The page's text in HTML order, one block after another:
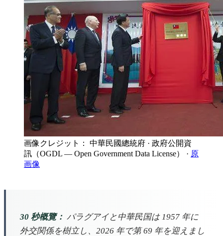
画像クレジット： 中華民國總統府 · 政府公開資
訊（OGDL — Open Government Data License）
· 原
画像
30 秒概覽： パラグアイと中華民国は 1957 年に
外交関係を樹立し、2026 年で第 69 年を迎えまし